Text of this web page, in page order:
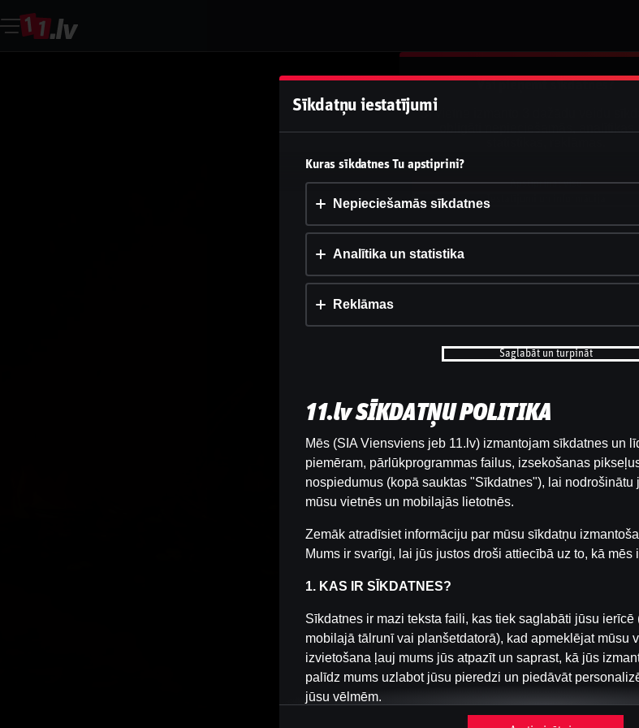
Šai spēlei nav pieejama demo versija.
pieslēdzies, lai spēlētu ar īstu
Vai pieņemt sīkdatnes?
Šī vietne izmanto 3 dažādu veidu
Apstiprināt visu
Iestatījumi un informācija
Sīkdatņu iestatījumi
Kuras sīkdatnes Tu apstiprini?
Nepieciešamās sīkdatnes
Analītika un statistika
Reklāmas
Saglabāt un turpināt
11.lv SĪKDATŅU POLITIKA
Mēs (SIA Viensviens jeb 11.lv) izmantojam sīkdatnes un
piemēram, pārlūkprogrammas failus, izsekošanas
nospiedumus (kopā sauktas "Sīkdatnes"), lai nodrošinātu
mūsu vietnēs un mobilajās lietotnēs.
Zemāk atradīsiet informāciju par mūsu sīkdatņu
Mums ir svarīgi, lai jūs justos droši attiecībā uz to, kā mēs
1. KAS IR SĪKDATNES?
Sīkdatnes ir mazi teksta faili, kas tiek saglabāti jūsu ierīcē
mobilajā tālrunī vai planšetdatorā), kad apmeklējat mūsu
izvietošana ļauj mums jūs atpazīt un saprast, kā jūs
palīdz mums uzlabot jūsu pieredzi un piedāvāt
jūsu vēlmēm.